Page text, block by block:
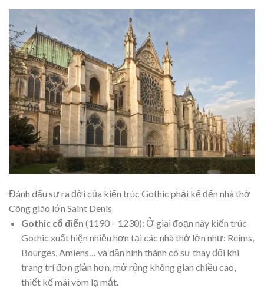
Đánh dấu sự ra đời của kiến trúc Gothic phải kể đến nhà thờ
Công giáo lớn Saint Denis
Gothic cổ điển (1190 – 1230): Ở giai đoạn này kiến trúc
Gothic xuất hiện nhiều hơn tại các nhà thờ lớn như: Reims,
Bourges, Amiens… và dần hình thành có sự thay đổi khi
trang trí đơn giản hơn, mở rộng không gian chiều cao,
thiết kế mái vòm lạ mắt.